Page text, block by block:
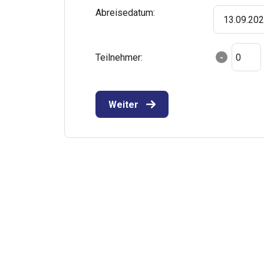
Abreisedatum:
Teilnehmer: -
Weiter